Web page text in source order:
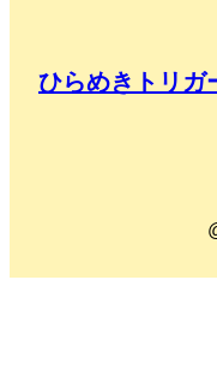
ひらめきトリガ